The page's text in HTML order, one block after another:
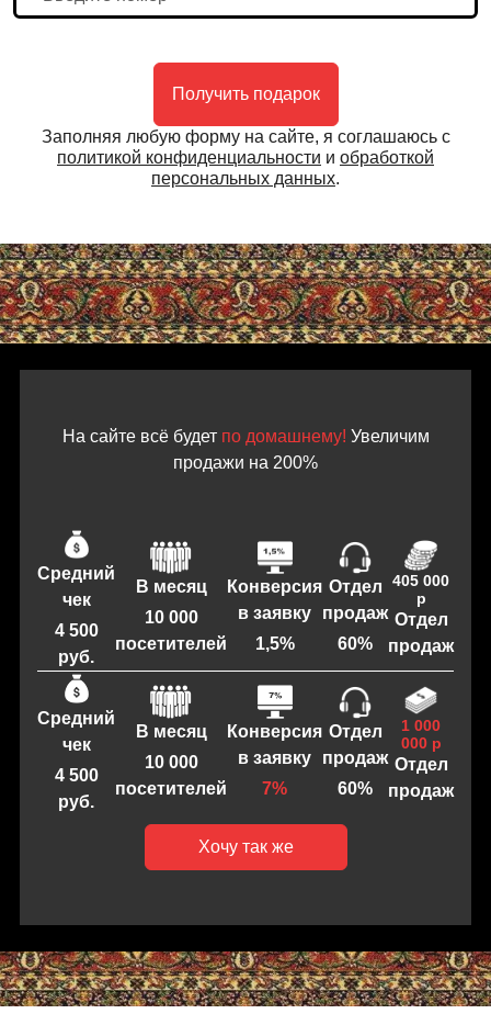
Получить подарок
Заполняя любую форму на сайте, я соглашаюсь с
политикой конфиденциальности и обработкой
персональных данных.
На сайте всё будет по домашнему! Увеличим
продажи на 200%
Средний
чек
4 500
руб.
В месяц
10 000
посетителей
Конверсия
в заявку
1,5%
Отдел
продаж
60%
405 000
р
Отдел
продаж
Средний
чек
4 500
руб.
В месяц
10 000
посетителей
Конверсия
в заявку
7%
Отдел
продаж
60%
1 000
000 р
Отдел
продаж
Хочу так же